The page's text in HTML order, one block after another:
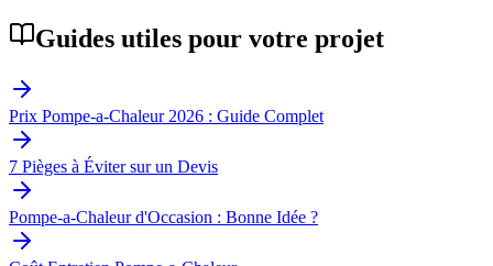
Guides utiles pour votre projet
Prix Pompe-a-Chaleur 2026 : Guide Complet
7 Pièges à Éviter sur un Devis
Pompe-a-Chaleur d'Occasion : Bonne Idée ?